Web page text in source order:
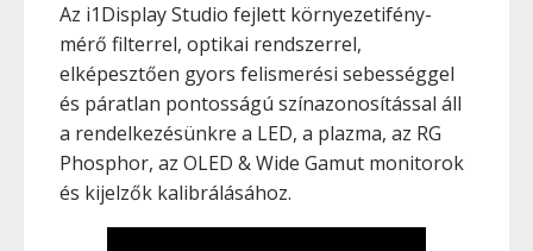
Az i1Display Studio fejlett környezetifény-
mérő filterrel, optikai rendszerrel,
elképesztően gyors felismerési sebességgel
és páratlan pontosságú színazonosítással áll
a rendelkezésünkre a LED, a plazma, az RG
Phosphor, az OLED & Wide Gamut monitorok
és kijelzők kalibrálásához.